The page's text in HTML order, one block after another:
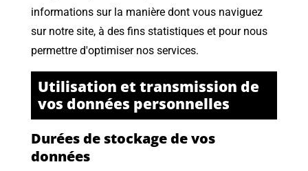
informations sur la manière dont vous naviguez
sur notre site, à des fins statistiques et pour nous
permettre d'optimiser nos services.
Utilisation et transmission de
vos données personnelles
Durées de stockage de vos
données